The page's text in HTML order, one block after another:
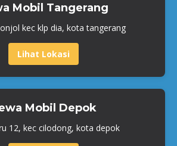
Mobil Tangerang
kec klp dia, kota tangerang
Lihat Lokasi
Mobil Depok
12, kec cilodong, kota depok